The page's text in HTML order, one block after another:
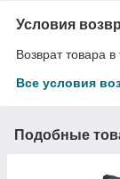
Условия
Возврат товара
Все условия
Подобные